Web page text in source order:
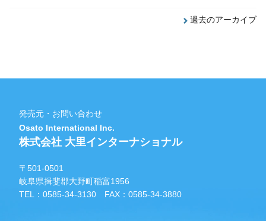
過去のアーカイブ
発売元・お問い合わせ
Osato International Inc.
株式会社 大里インターナショナル
〒501-0501
岐阜県揖斐郡大野町稲富1956
TEL： 0585-34-3130 FAX：0585-34-3880